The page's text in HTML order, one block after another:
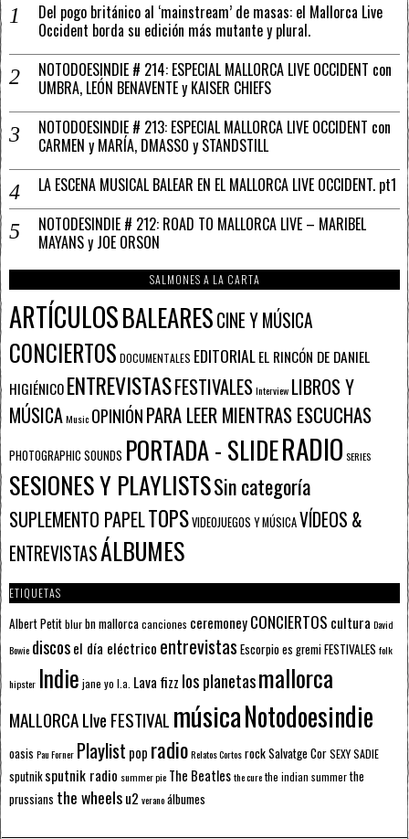
Del pogo británico al ‘mainstream’ de masas: el Mallorca Live
Occident borda su edición más mutante y plural.
NOTODOESINDIE # 214: ESPECIAL MALLORCA LIVE OCCIDENT con
UMBRA, LEÓN BENAVENTE y KAISER CHIEFS
NOTODOESINDIE # 213: ESPECIAL MALLORCA LIVE OCCIDENT con
CARMEN y MARÍA, DMASSO y STANDSTILL
LA ESCENA MUSICAL BALEAR EN EL MALLORCA LIVE OCCIDENT. pt1
NOTODESINDIE # 212: ROAD TO MALLORCA LIVE – MARIBEL
MAYANS y JOE ORSON
SALMONES A LA CARTA
ARTÍCULOSBALEARESCINE Y MÚSICA
CONCIERTOS DOCUMENTALES EDITORIALEL RINCÓN DE DANIEL
HIGIÉNICOENTREVISTASFESTIVALESInterview LIBROS Y
MÚSICAMusic OPINIÓNPARA LEER MIENTRAS ESCUCHAS
PHOTOGRAPHIC SOUNDS PORTADA - SLIDERADIO SERIES
SESIONES Y PLAYLISTSSin categoría
SUPLEMENTO PAPELTOPSVIDEOJUEGOS Y MÚSICAVÍDEOS &
ENTREVISTASÁLBUMES
ETIQUETAS
Albert Petitblurbn mallorcacanciones ceremoneyCONCIERTOS cultura David
Bowie discosel día eléctrico entrevistas Escorpioes gremiFESTIVALES folk
hipster Indie jane yo l.a. Lava fizz los planetasmallorca
MALLORCA LIve FESTIVAL músicaNotodoesindie
oasis Pau Forner Playlist pop radioRelatos CortosrockSalvatge CorSEXY SADIE
sputnik sputnik radio summer pie The Beatlesthe curethe indian summerthe
prussians the wheelsu2 veranoálbumes